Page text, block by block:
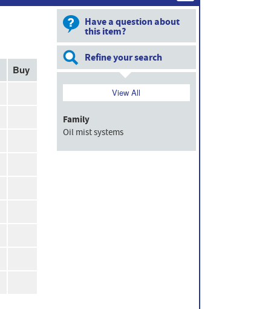
Buy
Have a question about
this item?
Refine your search
View All
Family
Oil mist systems